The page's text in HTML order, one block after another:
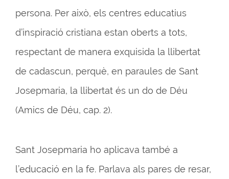
persona. Per això, els centres educatius
d’inspiració cristiana estan oberts a tots,
respectant de manera exquisida la llibertat
de cadascun, perquè, en paraules de Sant
Josepmaria, la llibertat és un do de Déu
(Amics de Déu, cap. 2).
Sant Josepmaria ho aplicava també a
l’educació en la fe. Parlava als pares de resar,